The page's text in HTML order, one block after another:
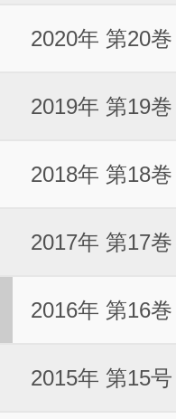
2020年 第20巻
2019年 第19巻
2018年 第18巻
2017年 第17巻
2016年 第16巻
2015年 第15号